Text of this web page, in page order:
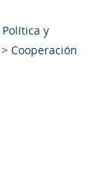
Política y
> Cooperación